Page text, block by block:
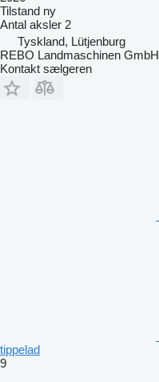
Tilstand ny
Antal aksler 2
Tyskland, Lütjenburg
REBO Landmaschinen GmbH
Kontakt sælgeren
tippelad
9